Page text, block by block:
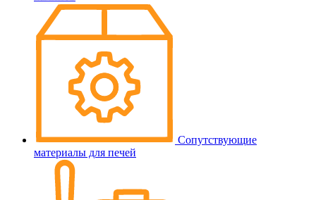
Сопутствующие
материалы для печей